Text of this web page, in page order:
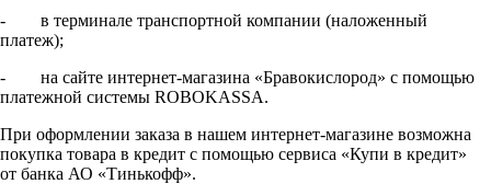
- в терминале транспортной компании (наложенный
платеж);
- на сайте интернет-магазина «Бравокислород» с помощью
платежной системы ROBOKASSA.
При оформлении заказа в нашем интернет-магазине возможна
покупка товара в кредит с помощью сервиса «Купи в кредит»
от банка АО «Тинькофф».